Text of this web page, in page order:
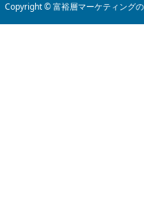
Copyright © 富裕層マーケティング